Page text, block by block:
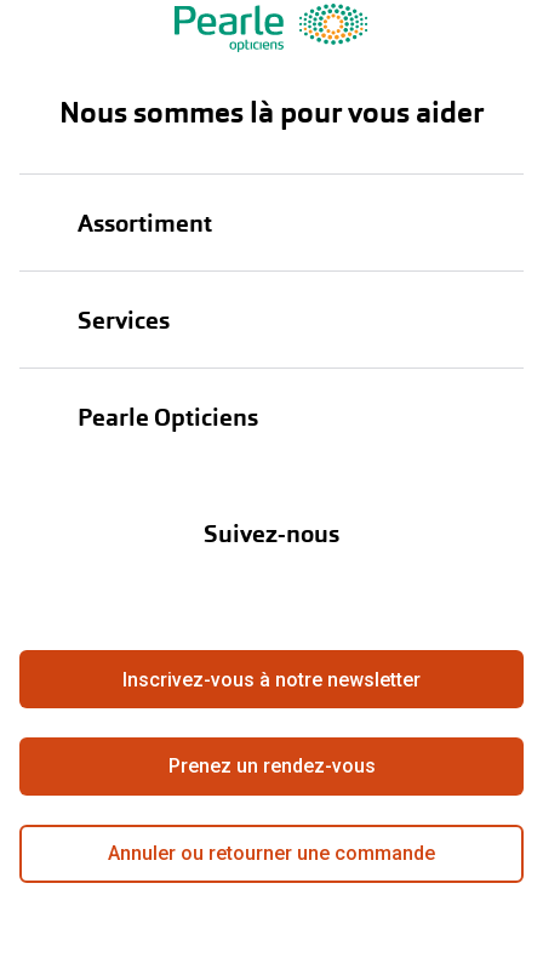
Nous sommes là pour vous aider
Assortiment
Services
Boutique en ligne
Se rétracter du contrat ici
Pearle Opticiens
Suivez-nous
Inscrivez-vous à notre newsletter
Prenez un rendez-vous
Annuler ou retourner une commande